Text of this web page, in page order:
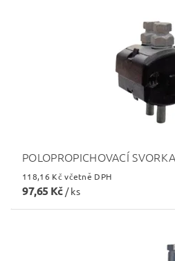
POLOPROPICHOVACÍ
118,16 Kč včetně DPH
97,65 Kč / ks